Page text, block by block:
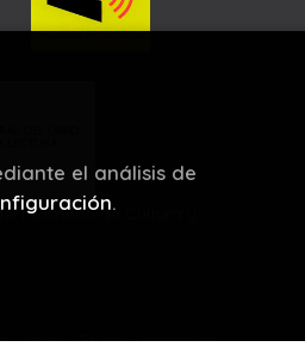
Ministerio de Cultura y
|Grupo Trevenque
el análisis de
.